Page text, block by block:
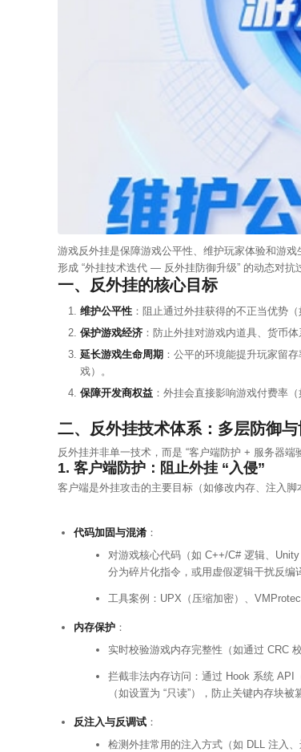
游戏反外挂是保障游戏公平性、维护玩家体验和游
形成 “外挂技术迭代 — 反外挂防御升级” 的动态对抗
一、反外挂的核心目标
维护公平性 ：阻止通过外挂获得的不正当优势
保护游戏经济 ：防止外挂对游戏内道具、货币
延长游戏生命周期 ：公平的环境能提升玩家留
戏）。
保障开发商权益 ：外挂会直接影响游戏付费率
二、反外挂技术体系：多层防御与
反外挂并非单一技术，而是 “客户端防护 + 服务器
1. 客户端防护：阻止外挂 “入侵”
客户端是外挂攻击的主要目标（如修改内存、注入脚
代码加固与混淆 ：
对游戏核心代码（如 C++/C# 逻辑、
分为碎片化指令，或用虚假逻辑干扰反编
工具案例：UPX（压缩加密）、
内存保护 ：
实时校验游戏内存完整性（如通过 CRC
拦截非法内存访问：通过 Hook 系统 API
（如设置为 “只读”），防止关键内存块被
反注入与反调试 ：
检测外挂常用的注入方式（如 DLL 注入